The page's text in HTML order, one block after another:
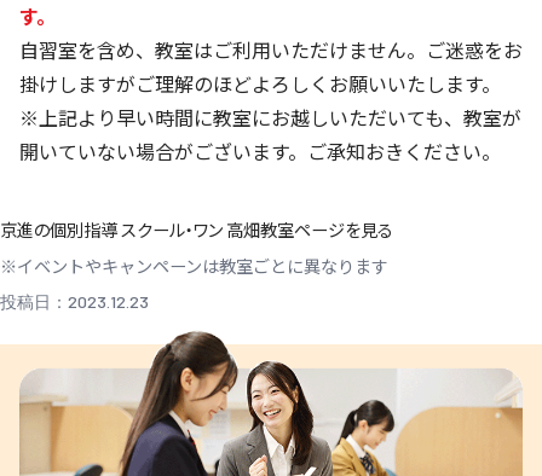
す。
自習室を含め、教室はご利用いただけません。ご迷惑をお
掛けしますがご理解のほどよろしくお願いいたします。
※上記より早い時間に教室にお越しいただいても、教室が
開いていない場合がございます。ご承知おきください。
京進の個別指導 スクール・ワン 高畑教室ページを見る
※イベントやキャンペーンは教室ごとに異なります
投稿日：2023.12.23